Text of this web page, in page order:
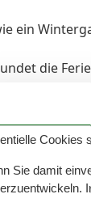
ein
die
einem
können
Cookies
Sie damit